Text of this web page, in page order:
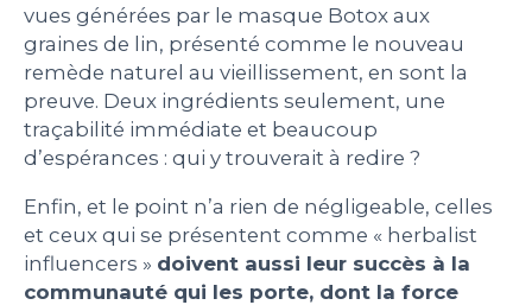
vues générées par le masque Botox aux
graines de lin, présenté comme le nouveau
remède naturel au vieillissement, en sont la
preuve. Deux ingrédients seulement, une
traçabilité immédiate et beaucoup
d’espérances : qui y trouverait à redire ?
Enfin, et le point n’a rien de négligeable, celles
et ceux qui se présentent comme « herbalist
influencers » doivent aussi leur succès à la
communauté qui les porte, dont la force